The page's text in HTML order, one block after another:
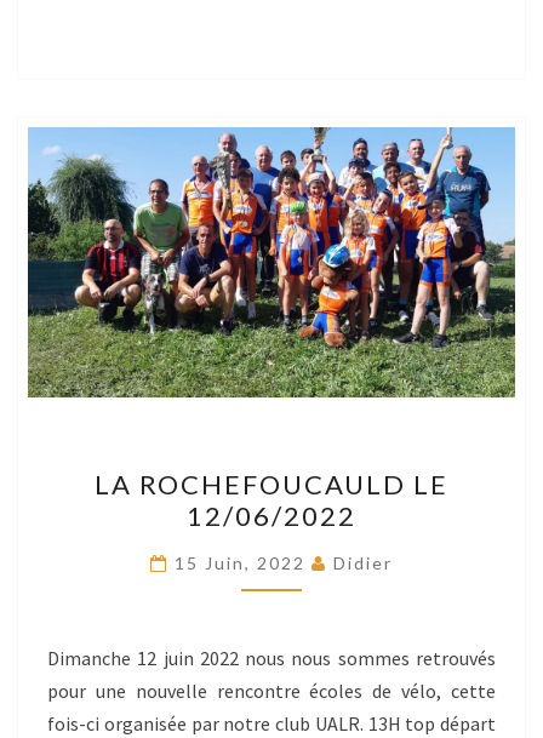
ROCHEFOUCAULD
LE
12/06/2022
LA ROCHEFOUCAULD LE
12/06/2022
15 Juin, 2022 Didier
Dimanche 12 juin 2022 nous nous sommes retrouvés
pour une nouvelle rencontre écoles de vélo, cette
fois-ci organisée par notre club UALR. 13H top départ